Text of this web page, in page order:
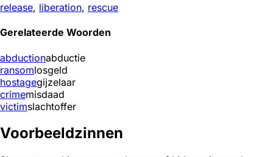
release, liberation, rescue
Gerelateerde Woorden
abductionabductie
ransomlosgeld
hostagegijzelaar
crimemisdaad
victimslachtoffer
Voorbeeldzinnen